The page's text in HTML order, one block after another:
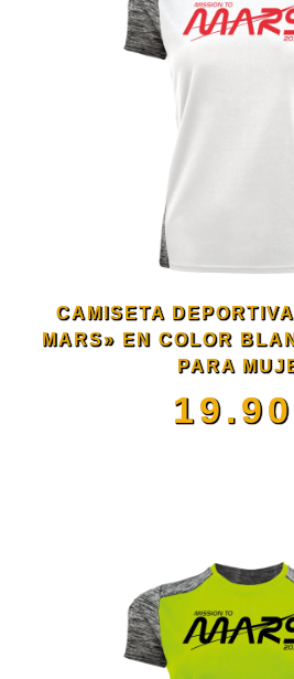
de
se
de
CAMISETA
MARS» EN COLOR
PARA
19.90